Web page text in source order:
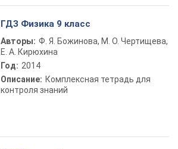
ГДЗ Физика 9 класс
Авторы: Ф. Я. Божинова, М. О. Чертищева,
Е. А. Кирюхина
Год: 2014
Описание: Комплексная тетрадь для
контроля знаний